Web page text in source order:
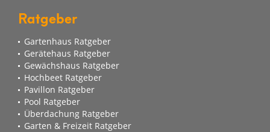
Ratgeber
Gartenhaus Ratgeber
Gerätehaus Ratgeber
Gewächshaus Ratgeber
Hochbeet Ratgeber
Pavillon Ratgeber
Pool Ratgeber
Überdachung Ratgeber
Garten & Freizeit Ratgeber